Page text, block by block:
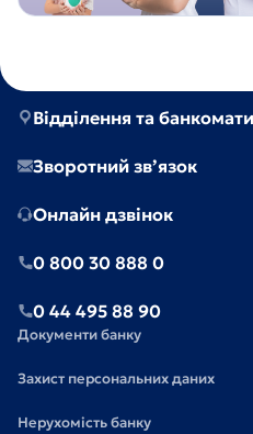
Відділення та банкомати
Зворотний зв’язок
Онлайн дзвінок
0 800 30 888 0
0 44 495 88 90
Документи банку
Захист персональних даних
Нерухомість банку